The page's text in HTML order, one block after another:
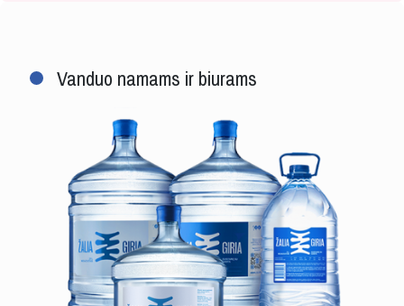
Vanduo namams ir biurams